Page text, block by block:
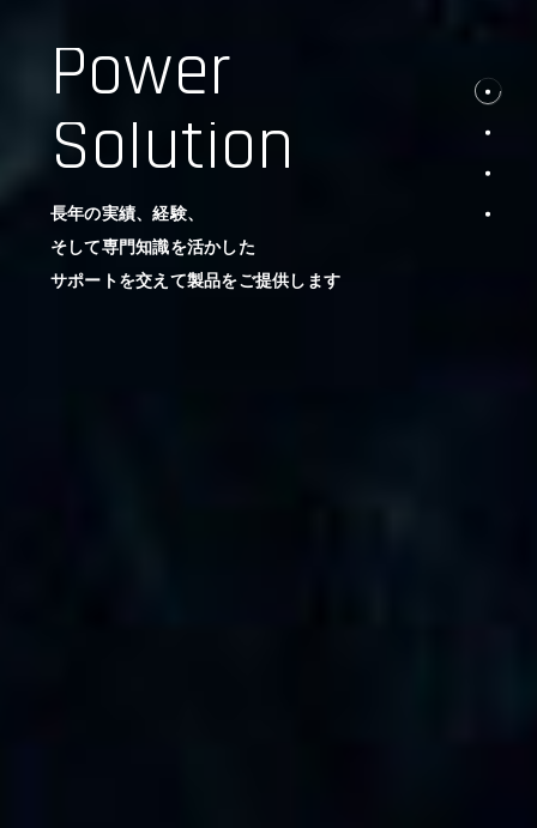
Power
Solution
長年の実績、経験、
そして専門知識を活かした
サポートを交えて製品をご提供します